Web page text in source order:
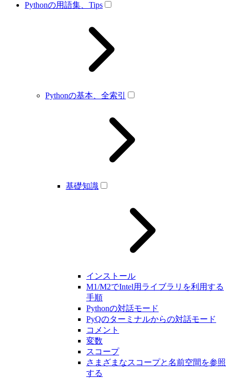
Pythonの用語集、Tips
Pythonの基本、全索引
基礎知識
インストール
M1/M2でIntel用ライブラリを利用する
手順
Pythonの対話モード
PyQのターミナルからの対話モード
コメント
変数
スコープ
さまざまなスコープと名前空間を参照
する